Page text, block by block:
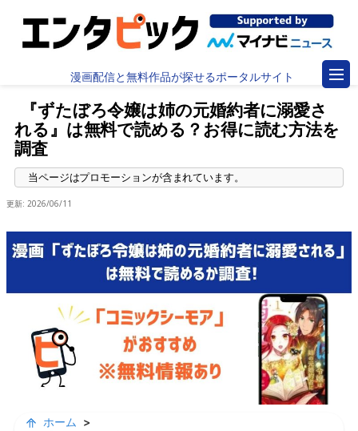
漫画配信と無料作品が探せるポータルサイト
『ずたぼろ令嬢は姉の元婚約者に溺愛さ
れる』は無料で読める？お得に読む方法を
調査
更新: 2026/06/11
ホーム
>